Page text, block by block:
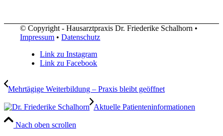
© Copyright - Hausarztpraxis Dr. Friederike Schalhorn •
Impressum •Datenschutz
Link zu Instagram
Link zu Facebook
Mehrtägige Weiterbildung – Praxis bleibt geöffnet
Aktuelle Patienteninformationen
Nach oben scrollen